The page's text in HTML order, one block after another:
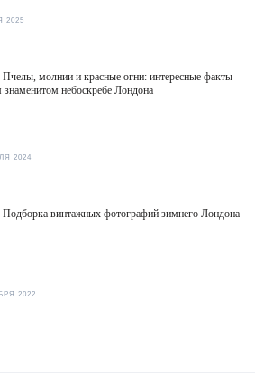
2025
Пчелы, молнии и красные огни: интересные факты
небоскребе Лондона
2024
Подборка винтажных фотографий зимнего Лондона
2022